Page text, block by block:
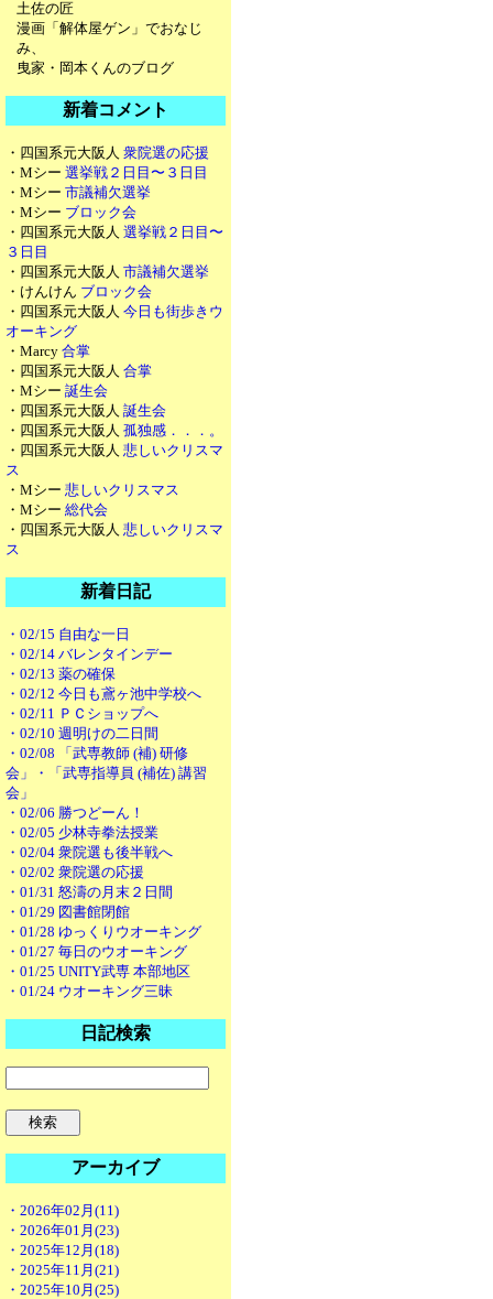
土佐の匠
漫画「解体屋ゲン」でおなじ
み、
曳家・岡本くんのブログ
新着コメント
・四国系元大阪人 衆院選の応援
・Mシー 選挙戦２日目〜３日目
・Mシー 市議補欠選挙
・Mシー ブロック会
・四国系元大阪人 選挙戦２日目〜
３日目
・四国系元大阪人 市議補欠選挙
・けんけん ブロック会
・四国系元大阪人 今日も街歩きウ
オーキング
・Marcy 合掌
・四国系元大阪人 合掌
・Mシー 誕生会
・四国系元大阪人 誕生会
・四国系元大阪人 孤独感．．．。
・四国系元大阪人 悲しいクリスマ
ス
・Mシー 悲しいクリスマス
・Mシー 総代会
・四国系元大阪人 悲しいクリスマ
ス
新着日記
・02/15 自由な一日
・02/14 バレンタインデー
・02/13 薬の確保
・02/12 今日も鳶ヶ池中学校へ
・02/11 ＰＣショップへ
・02/10 週明けの二日間
・02/08 「武専教師 (補) 研修
会」・「武専指導員 (補佐) 講習
会」
・02/06 勝つどーん！
・02/05 少林寺拳法授業
・02/04 衆院選も後半戦へ
・02/02 衆院選の応援
・01/31 怒濤の月末２日間
・01/29 図書館閉館
・01/28 ゆっくりウオーキング
・01/27 毎日のウオーキング
・01/25 UNITY武専 本部地区
・01/24 ウオーキング三昧
日記検索
アーカイブ
・2026年02月(11)
・2026年01月(23)
・2025年12月(18)
・2025年11月(21)
・2025年10月(25)